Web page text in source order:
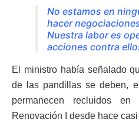
No estamos en
hacer
Nuestra labor es
acciones contra
El ministro había señalado
de las pandillas se deben,
permanecen recluidos
Renovación I desde hace